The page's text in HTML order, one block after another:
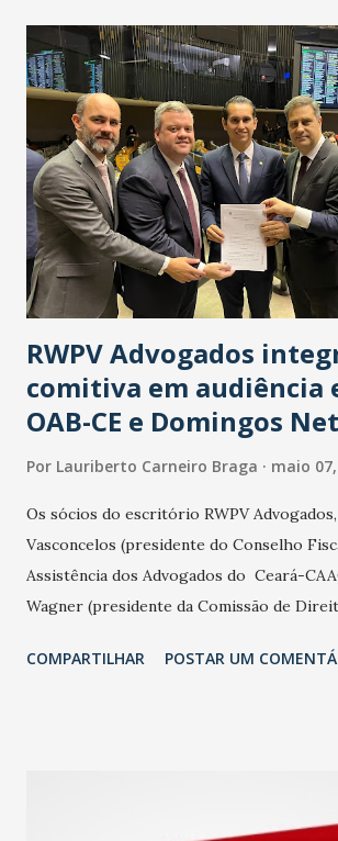
(Vitor Roque), Bryan García (Matheus
(Léo Cittadini), Hugo Moura (Khellven) e
Cuello). Cartão amarelo: Pedro
Hugo Moura, Vitinho e Bento. Gol: Abner,
segundo tempo. Substituições: Richard
Mendoza (Dentinho), Geovane (Victor
(Zé Roberto) e Michel Macedo (Nino
amarelo: Bruno Pacheco (segundo),
(terceiro), João Ricardo (primeiro), Zé
RWPV Advogados
comitiva em audiência
OAB-CE e Domingos
Por Lauriberto Carneiro Braga maio
Os sócios do escritório RWPV
Vasconcelos (presidente do Conselho
Assistência dos Advogados do Ceará-
Wagner (presidente da Comissão de
da comitiva da OAB Secção Ceará na
surpreendido com o aumento de quase
COMPARTILHAR POSTAR UM